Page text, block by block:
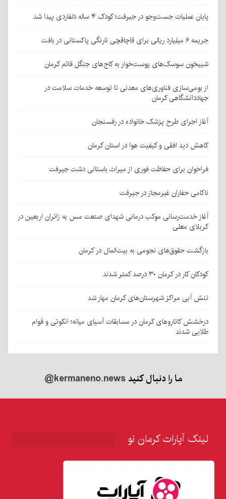
پایان عملیات جست‌وجو در جیرفت؛ کودک ۴ ساله دلفاردی پیدا شد
جریمه ۶ میلیارد ریالی برای قاچاقچی نارنگی پاکستانی در بافت
شبیخون سوسک‌های پوست‌خوار به کاج‌های جنگل قائم کرمان
از بومی‌سازی فناوری‌های معدنی تا توسعه خدمات سلامت در
جهاددانشگاهی کرمان
آغاز اجرای طرح پزشک خانواده در رفسنجان
کاهش دید افقی و کیفیت هوا در استان کرمان
فراخوان برای حفاظت فوری از میراث باستانی دشت جیرفت
ناکامی حفاران غیرمجاز در جیرفت
آغاز خدمت‌رسانی موکب درمانی شهدای صنعت مس به زائران اربعین در
کربلای معلی
بازگشت حقوق‌های نجومی به بیت‌المال در کرمان
کودکان کار در کرمان ۳۰ درصد کمتر شدند
تنش آبی مراکز شهرستان‌های کرمان مهار شد
درخشش کاتاروهای کرمان در مسابقات آسیای میانه؛ انکوتی و قوام
طلایی شدند
ما را دنبال کنید@kermaneno.news
لینک آپارات کرمان نو